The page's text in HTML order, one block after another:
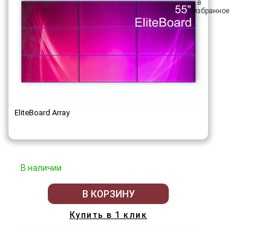
EliteBoard Array
В наличии
В КОРЗИНУ
Купить в 1 клик